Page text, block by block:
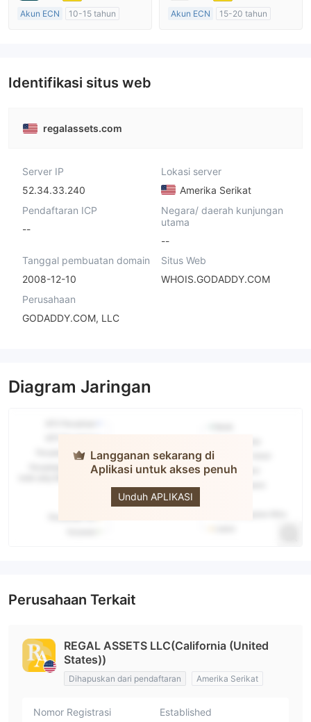
Akun ECN
10-15 tahun
Akun ECN
15-20 tahun
Identifikasi situs web
regalassets.com
Server IP
52.34.33.240
Lokasi server
Amerika Serikat
Pendaftaran ICP
--
Negara/ daerah kunjungan
utama
--
Tanggal pembuatan domain
2008-12-10
Situs Web
WHOIS.GODADDY.COM
Perusahaan
GODADDY.COM, LLC
Diagram Jaringan
Langganan sekarang di
Aplikasi untuk akses penuh
Unduh APLIKASI
Regal
Perusahaan Terkait
REGAL ASSETS LLC(California (United
States))
Dihapuskan dari pendaftaran Amerika Serikat
Nomor Registrasi
Established